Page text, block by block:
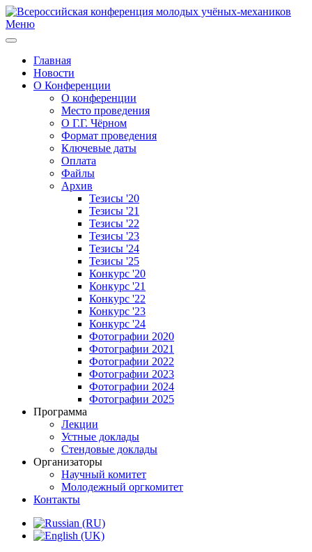
Меню
Главная
Новости
О Конференции
О конференции
Место проведения
О Г.Г. Чёрном
Формат проведения
Ключевые даты
Оплата
Файлы
Архив
Тезисы '20
Тезисы '21
Тезисы '22
Тезисы '23
Тезисы '24
Тезисы '25
Конкурс '20
Конкурс '21
Конкурс '22
Конкурс '23
Конкурс '24
Фотографии 2020
Фотографии 2021
Фотографии 2022
Фотографии 2023
Фотографии 2024
Фотографии 2025
Программа
Лекции
Устные доклады
Стендовые доклады
Организаторы
Научный комитет
Молодежный оргкомитет
Контакты